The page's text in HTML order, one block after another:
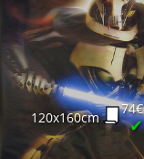
120x160cm
74€
✔